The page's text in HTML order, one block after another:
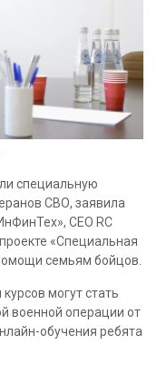
специальную
СВО, заявила
CEO RC
«Специальная
семьям бойцов.
могут стать
военной операции от
обучения ребята